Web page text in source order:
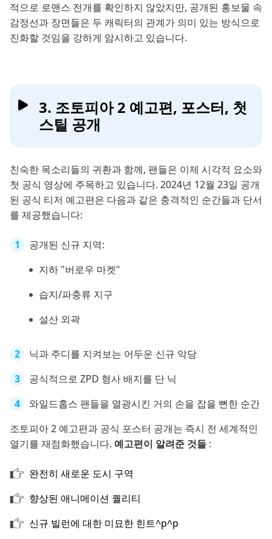
적으로 로맨스 전개를 확인하지 않았지만, 공개된 홍보물 속
감정선과 장면들은 두 캐릭터의 관계가 의미 있는 방식으로
진화할 것임을 강하게 암시하고 있습니다.
3. 조토피아 2 예고편, 포스터, 첫
스틸 공개
친숙한 목소리들의 귀환과 함께, 팬들은 이제 시각적 요소와
첫 공식 영상에 주목하고 있습니다. 2024년 12월 23일 공개
된 공식 티저 예고편은 다음과 같은 충격적인 순간들과 단서
를 제공했습니다:
공개된 신규 지역:
지하 "버로우 마켓"
습지/파충류 지구
설산 외곽
닉과 주디를 지켜보는 어두운 신규 악당
공식적으로 ZPD 형사 배지를 단 닉
와일드홉스 팬들을 열광시킨 거의 손을 잡을 뻔한 순간
조토피아 2 예고편과 공식 포스터 공개는 즉시 전 세계적인
열기를 재점화했습니다. 예고편이 알려준 것들 :
완전히 새로운 도시 구역
향상된 애니메이션 퀄리티
신규 빌런에 대한 미묘한 힌트^p^p